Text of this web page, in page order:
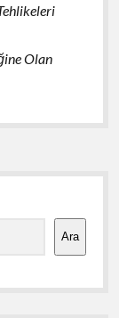
Olan
Ara